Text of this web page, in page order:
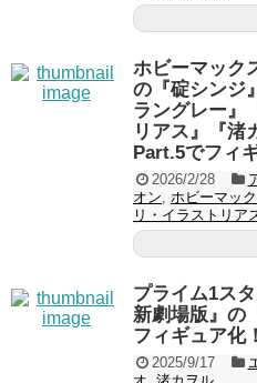
ホビーマック
の『碇シンジ
ラングレー』
リアス』『渚
Part.5でフィ
2026/2/28
オン, ホビーマッ
リ・イラストリア
プライム1ス
新劇場版』の
フィギュア化
2025/9/17